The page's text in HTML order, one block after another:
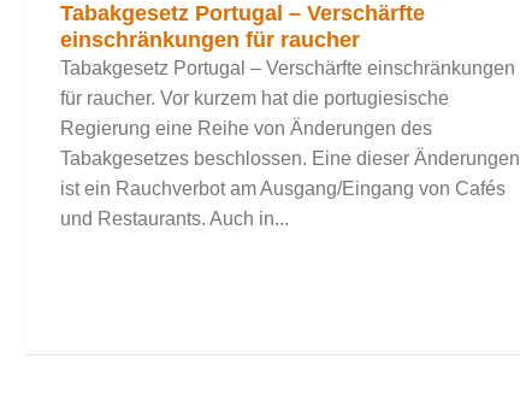
Tabakgesetz Portugal – Verschärfte
einschränkungen für raucher
Tabakgesetz Portugal – Verschärfte einschränkungen
für raucher. Vor kurzem hat die portugiesische
Regierung eine Reihe von Änderungen des
Tabakgesetzes beschlossen. Eine dieser Änderungen
ist ein Rauchverbot am Ausgang/Eingang von Cafés
und Restaurants. Auch in...